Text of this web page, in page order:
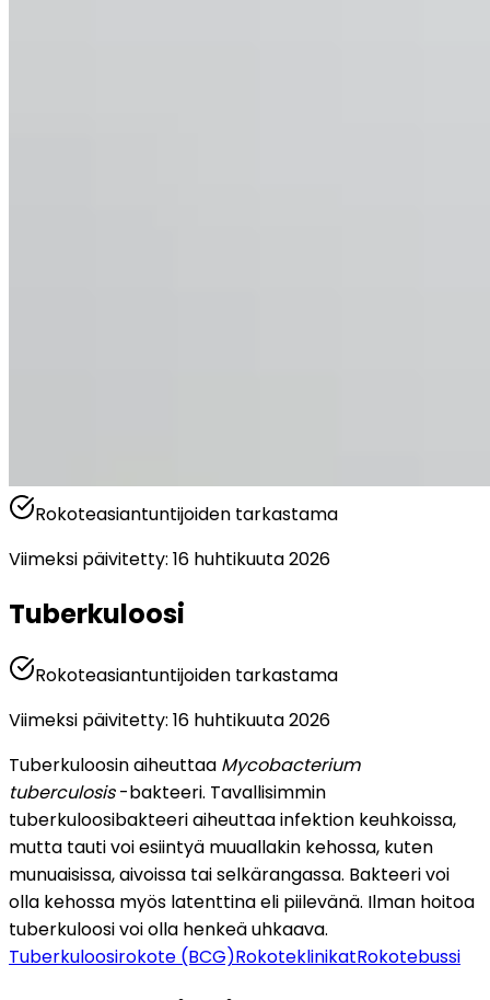
Rokoteasiantuntijoiden tarkastama
Viimeksi päivitetty: 16 huhtikuuta 2026
Tuberkuloosi
Rokoteasiantuntijoiden tarkastama
Viimeksi päivitetty: 16 huhtikuuta 2026
Tuberkuloosin aiheuttaa Mycobacterium
tuberculosis -bakteeri. Tavallisimmin
tuberkuloosibakteeri aiheuttaa infektion keuhkoissa,
mutta tauti voi esiintyä muuallakin kehossa, kuten
munuaisissa, aivoissa tai selkärangassa. Bakteeri voi
olla kehossa myös latenttina eli piilevänä. Ilman hoitoa
tuberkuloosi voi olla henkeä uhkaava.
Tuberkuloosirokote (BCG)RokoteklinikatRokotebussi